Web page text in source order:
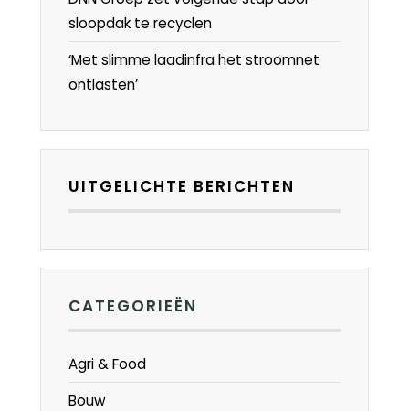
sloopdak te recyclen
‘Met slimme laadinfra het stroomnet
ontlasten’
UITGELICHTE BERICHTEN
CATEGORIEËN
Agri & Food
Bouw